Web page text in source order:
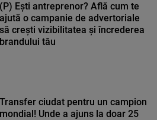
(P) Ești antreprenor? Află cum te
ajută o campanie de advertoriale
să crești vizibilitatea și încrederea
brandului tău
Transfer ciudat pentru un campion
mondial! Unde a ajuns la doar 25